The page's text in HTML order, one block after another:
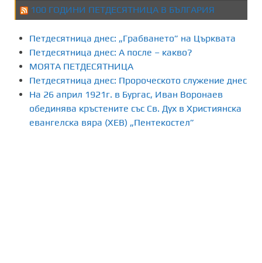
100 ГОДИНИ ПЕТДЕСЯТНИЦА В БЪЛГАРИЯ
Петдесятница днес: „Грабването” на Църквата
Петдесятница днес: А после – какво?
МОЯТА ПЕТДЕСЯТНИЦА
Петдесятница днес: Пророческото служение днес
На 26 април 1921г. в Бургас, Иван Воронаев
обединява кръстените със Св. Дух в Християнска
евангелска вяра (ХЕВ) „Пентекостел”